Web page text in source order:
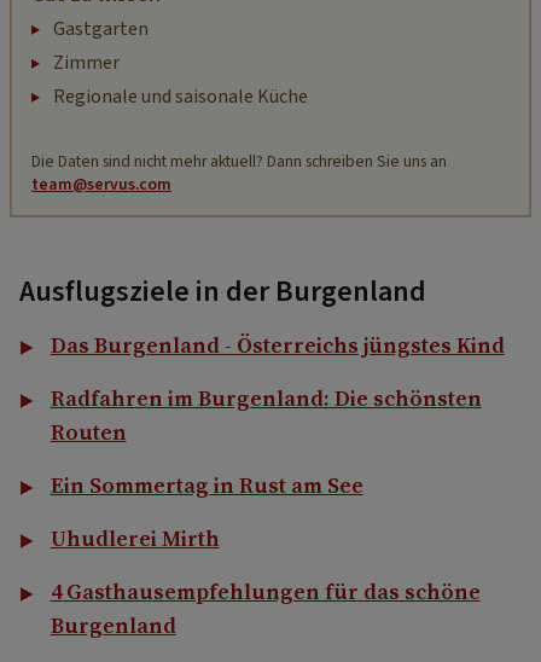
Gastgarten
Zimmer
Regionale und saisonale Küche
Die Daten sind nicht mehr aktuell? Dann schreiben Sie uns an
team@servus.com
Ausflugsziele in der Burgenland
Das Burgenland - Österreichs jüngstes Kind
Radfahren im Burgenland: Die schönsten
Routen
Ein Sommertag in Rust am See
Uhudlerei Mirth
4 Gasthausempfehlungen für das schöne
Burgenland